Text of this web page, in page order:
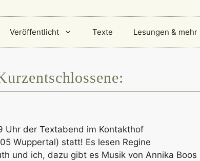
Veröffentlicht Texte Lesungen & mehr
Uhr der Textabend im Kontakthof
Wuppertal) statt! Es lesen Regine
und ich, dazu gibt es Musik von Annika Boos